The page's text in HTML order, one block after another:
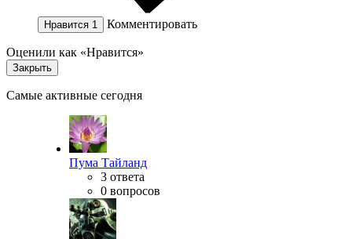
Нравится 1 Комментировать
Оценили как «Нравится»
Закрыть
Самые активные сегодня
Пума Тайланд
3 ответа
0 вопросов